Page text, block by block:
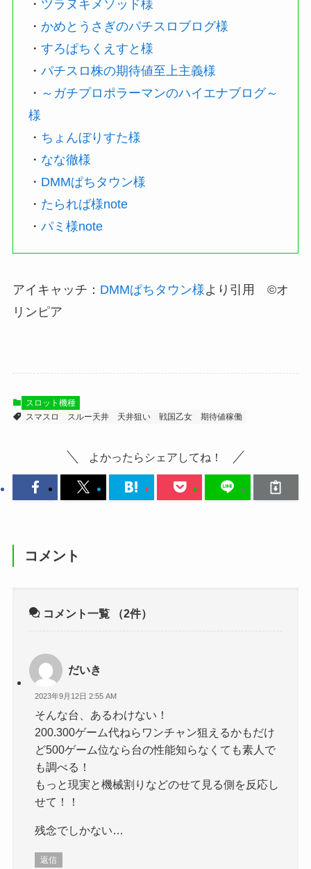
・ ツラヌキメソッド様
・かめとうさぎのパチスロブログ様
・すろぱちくえすと様
・パチスロ株の期待値至上主義様
・ ～ガチプロポラーマンのハイエナブログ～
様
・ ちょんぼりすた様
・ なな徹様
・ DMMぱちタウン様
・ たられば様note
・パミ様note
アイキャッチ： DMMぱちタウン様より引用 ©オ
リンピア
スロット機種
スマスロ
スルー天井 天井狙い 戦国乙女 期待値稼働
よかったらシェアしてね！
コメント
コメント一覧 （2件）
だいき
2023年9月12日 2:55 AM
そんな台、あるわけない！
200.300ゲーム代ねらワンチャン狙えるかもだけ
ど500ゲーム位なら台の性能知らなくても素人で
も調べる！
もっと現実と機械割りなどのせて見る側を反応し
せて！！
残念でしかない…
返信